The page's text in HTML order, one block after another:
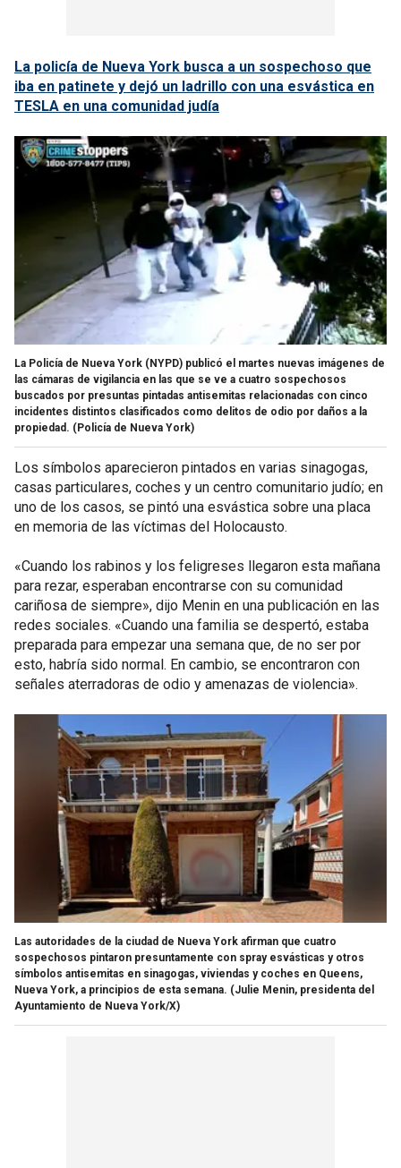
La policía de Nueva York busca a un sospechoso que
iba en patinete y dejó un ladrillo con una esvástica en
TESLA en una comunidad judía
La Policía de Nueva York (NYPD) publicó el martes nuevas imágenes de
las cámaras de vigilancia en las que se ve a cuatro sospechosos
buscados por presuntas pintadas antisemitas relacionadas con cinco
incidentes distintos clasificados como delitos de odio por daños a la
propiedad. (Policía de Nueva York)
Los símbolos aparecieron pintados en varias sinagogas,
casas particulares, coches y un centro comunitario judío; en
uno de los casos, se pintó una esvástica sobre una placa
en memoria de las víctimas del Holocausto.
«Cuando los rabinos y los feligreses llegaron esta mañana
para rezar, esperaban encontrarse con su comunidad
cariñosa de siempre», dijo Menin en una publicación en las
redes sociales. «Cuando una familia se despertó, estaba
preparada para empezar una semana que, de no ser por
esto, habría sido normal. En cambio, se encontraron con
señales aterradoras de odio y amenazas de violencia».
Las autoridades de la ciudad de Nueva York afirman que cuatro
sospechosos pintaron presuntamente con spray esvásticas y otros
símbolos antisemitas en sinagogas, viviendas y coches en Queens,
Nueva York, a principios de esta semana. (Julie Menin, presidenta del
Ayuntamiento de Nueva York/X)